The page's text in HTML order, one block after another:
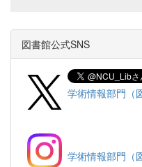
図書館公式SNS
学術情報部門（
学術情報部門（